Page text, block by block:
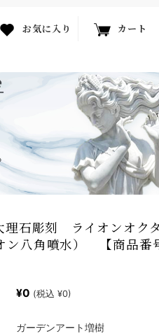
お気に入り カート
石彫刻 ライオンオク
ン八角噴水） 【商品番
¥0 (税込 ¥0)
ガーデンアート増樹